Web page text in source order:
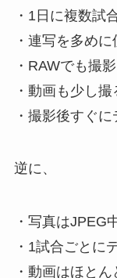
・1日に複数試
・連写を多めに
・RAWでも撮
・動画も少し
・撮影後すぐ
逆に、
・写真はJPEG
・1試合ごとに
・動画はほと